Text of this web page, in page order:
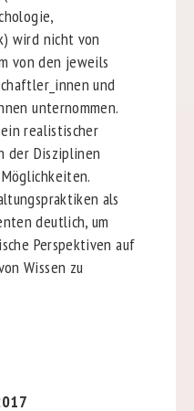
wird nicht von
von den jeweils
und
unternommen.
realistischer
der Disziplinen
als
deutlich, um
Perspektiven auf
Wissen zu